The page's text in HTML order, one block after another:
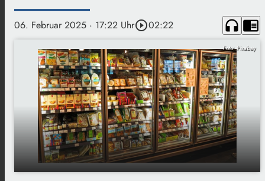
06. Februar 2025 · 17:22 Uhrplay_circle_outline02:22 headphones chrome_reader_mode
Foto: Pixabay